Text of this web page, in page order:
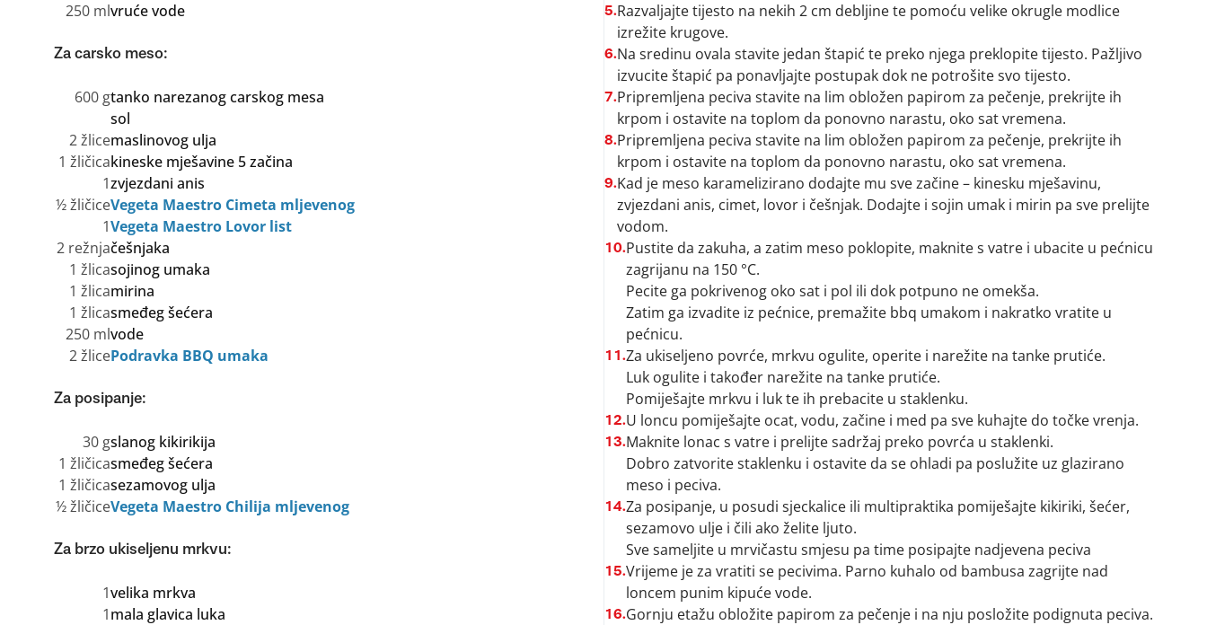
250 mlvruće vode
Za carsko meso:
600 gtanko narezanog carskog mesa
sol
2 žlicemaslinovog ulja
1 žličicakineske mješavine 5 začina
1zvjezdani anis
½ žličiceVegeta Maestro Cimeta mljevenog
1Vegeta Maestro Lovor list
2 režnjačešnjaka
1 žlicasojinog umaka
1 žlicamirina
1 žlicasmeđeg šećera
250 mlvode
2 žlicePodravka BBQ umaka
Za posipanje:
30 gslanog kikirikija
1 žličicasmeđeg šećera
1 žličicasezamovog ulja
½ žličiceVegeta Maestro Chilija mljevenog
Za brzo ukiseljenu mrkvu:
1velika mrkva
1mala glavica luka
5.Razvaljajte tijesto na nekih 2 cm debljine te pomoću velike okrugle modlice
izrežite krugove.
6.Na sredinu ovala stavite jedan štapić te preko njega preklopite tijesto. Pažljivo
izvucite štapić pa ponavljajte postupak dok ne potrošite svo tijesto.
7.Pripremljena peciva stavite na lim obložen papirom za pečenje, prekrijte ih
krpom i ostavite na toplom da ponovno narastu, oko sat vremena.
8.Pripremljena peciva stavite na lim obložen papirom za pečenje, prekrijte ih
krpom i ostavite na toplom da ponovno narastu, oko sat vremena.
9.Kad je meso karamelizirano dodajte mu sve začine – kinesku mješavinu,
zvjezdani anis, cimet, lovor i češnjak. Dodajte i sojin umak i mirin pa sve prelijte
vodom.
10.Pustite da zakuha, a zatim meso poklopite, maknite s vatre i ubacite u pećnicu
zagrijanu na 150 °C.
Pecite ga pokrivenog oko sat i pol ili dok potpuno ne omekša.
Zatim ga izvadite iz pećnice, premažite bbq umakom i nakratko vratite u
pećnicu.
11.Za ukiseljeno povrće, mrkvu ogulite, operite i narežite na tanke prutiće.
Luk ogulite i također narežite na tanke prutiće.
Pomiješajte mrkvu i luk te ih prebacite u staklenku.
12.U loncu pomiješajte ocat, vodu, začine i med pa sve kuhajte do točke vrenja.
13.Maknite lonac s vatre i prelijte sadržaj preko povrća u staklenki.
Dobro zatvorite staklenku i ostavite da se ohladi pa poslužite uz glazirano
meso i peciva.
14.Za posipanje, u posudi sjeckalice ili multipraktika pomiješajte kikiriki, šećer,
sezamovo ulje i čili ako želite ljuto.
Sve sameljite u mrvičastu smjesu pa time posipajte nadjevena peciva
15.Vrijeme je za vratiti se pecivima. Parno kuhalo od bambusa zagrijte nad
loncem punim kipuće vode.
16.Gornju etažu obložite papirom za pečenje i na nju posložite podignuta peciva.